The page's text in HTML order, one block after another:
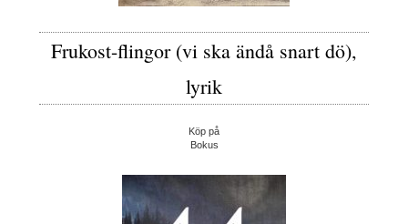
Frukost-flingor (vi ska ändå snart dö),
lyrik
Köp på
Bokus